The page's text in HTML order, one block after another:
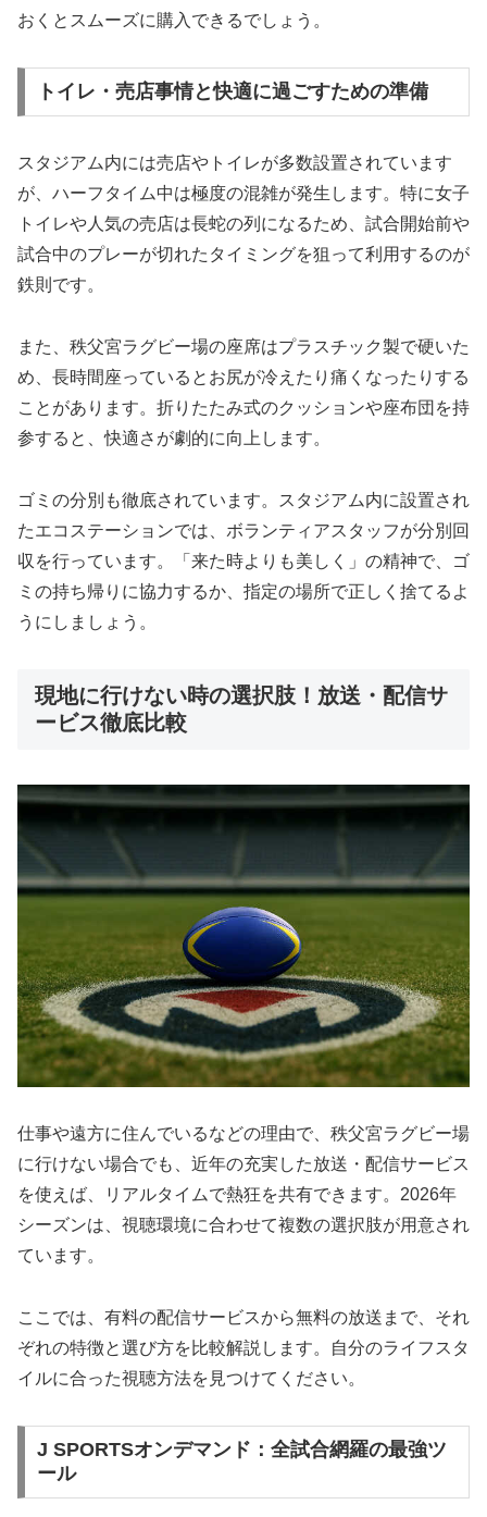
おくとスムーズに購入できるでしょう。
トイレ・売店事情と快適に過ごすための準備
スタジアム内には売店やトイレが多数設置されています
が、ハーフタイム中は極度の混雑が発生します。特に女子
トイレや人気の売店は長蛇の列になるため、試合開始前や
試合中のプレーが切れたタイミングを狙って利用するのが
鉄則です。
また、秩父宮ラグビー場の座席はプラスチック製で硬いた
め、長時間座っているとお尻が冷えたり痛くなったりする
ことがあります。折りたたみ式のクッションや座布団を持
参すると、快適さが劇的に向上します。
ゴミの分別も徹底されています。スタジアム内に設置され
たエコステーションでは、ボランティアスタッフが分別回
収を行っています。「来た時よりも美しく」の精神で、ゴ
ミの持ち帰りに協力するか、指定の場所で正しく捨てるよ
うにしましょう。
現地に行けない時の選択肢！放送・配信サ
ービス徹底比較
仕事や遠方に住んでいるなどの理由で、秩父宮ラグビー場
に行けない場合でも、近年の充実した放送・配信サービス
を使えば、リアルタイムで熱狂を共有できます。2026年
シーズンは、視聴環境に合わせて複数の選択肢が用意され
ています。
ここでは、有料の配信サービスから無料の放送まで、それ
ぞれの特徴と選び方を比較解説します。自分のライフスタ
イルに合った視聴方法を見つけてください。
J SPORTSオンデマンド：全試合網羅の最強ツ
ール